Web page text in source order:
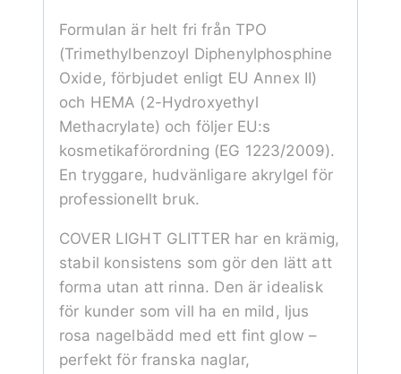
Formulan är helt fri från TPO
(Trimethylbenzoyl Diphenylphosphine
Oxide, förbjudet enligt EU Annex II)
och HEMA (2-Hydroxyethyl
Methacrylate) och följer EU:s
kosmetikaförordning (EG 1223/2009).
En tryggare, hudvänligare akrylgel för
professionellt bruk.
COVER LIGHT GLITTER har en krämig,
stabil konsistens som gör den lätt att
forma utan att rinna. Den är idealisk
för kunder som vill ha en mild, ljus
rosa nagelbädd med ett fint glow –
perfekt för franska naglar,